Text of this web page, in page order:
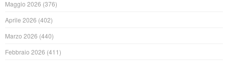
Maggio 2026 (376)
Aprile 2026 (402)
Marzo 2026 (440)
Febbraio 2026 (411)